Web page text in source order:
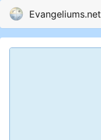
Evangeliums.net